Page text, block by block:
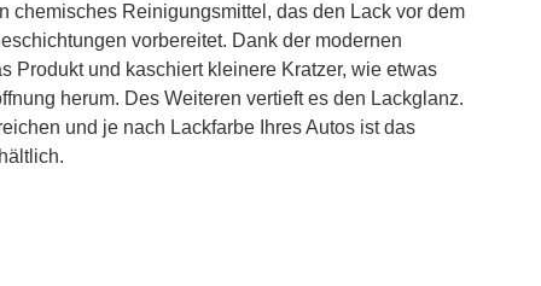
chemisches Reinigungsmittel, das den Lack vor dem
vorbereitet. Dank der modernen
Produkt und kaschiert kleinere Kratzer, wie etwas
herum. Des Weiteren vertieft es den Lackglanz.
und je nach Lackfarbe Ihres Autos ist das